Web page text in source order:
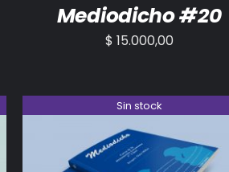
Mediodicho #20
$ 15.000,00
Sin stock